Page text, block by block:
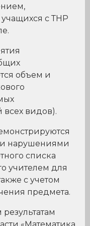
с ТНР
объем и
видов).
нарушениями
списка
учителем для
с учетом
предмета.